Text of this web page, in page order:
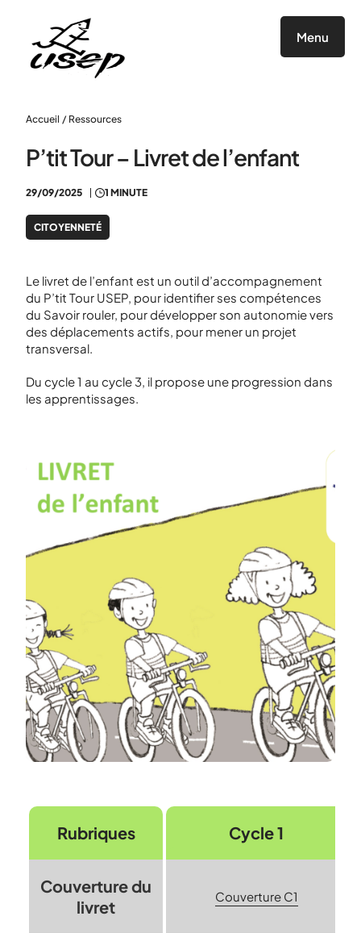
Menu
Accueil / Ressources
P’tit Tour – Livret de l’enfant
29/09/2025 1 MINUTE
CITOYENNETÉ
Le livret de l’enfant est un outil d’accompagnement
du P’tit Tour USEP, pour identifier ses compétences
du Savoir rouler, pour développer son autonomie vers
des déplacements actifs, pour mener un projet
transversal.
Du cycle 1 au cycle 3, il propose une progression dans
les apprentissages.
Rubriques Cycle 1
Couverture du
livret
Couverture C1